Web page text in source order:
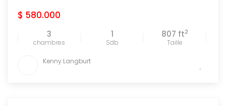
$ 580.000
3
chambres
1
Sdb
807 ft2
Taille
Kenny Langburt